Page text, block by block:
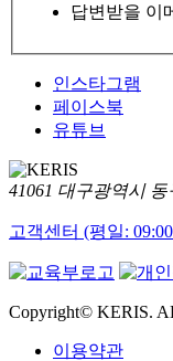
답변받을 이
인스타그램
페이스북
유튜브
41061 대구광역시
고객센터 (평일:
Copyright© KERIS.
이용약관